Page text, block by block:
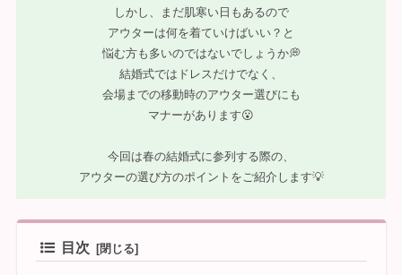
しかし、まだ肌寒い日もあるので
アウターは何を着ていけばいい？と
悩む方も多いのではないでしょうか💭
結婚式ではドレスだけでなく、
会場までの移動時のアウター選びにも
マナーがあります😮
今回は春の結婚式に参列する際の、
アウターの選び方のポイントをご紹介します💡
目次